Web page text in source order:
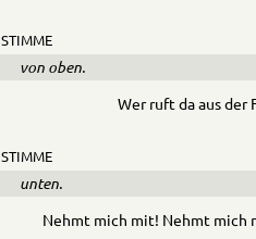
STIMME
von oben.
Wer ruft da aus der
STIMME
unten.
Nehmt mich mit! Nehmt mich